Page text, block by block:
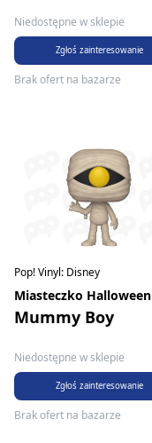
Niedostępne w sklepie
Zgłoś zainteresowanie
Brak ofert na bazarze
Pop! Vinyl: Disney
Miasteczko Halloween
Mummy Boy
Niedostępne w sklepie
Zgłoś zainteresowanie
Brak ofert na bazarze